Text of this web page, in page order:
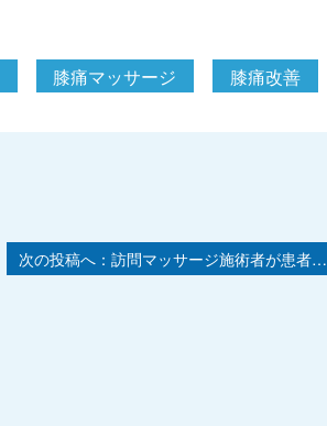
膝痛マッサージ 膝痛改善
訪問マッサージ施術者が患者…